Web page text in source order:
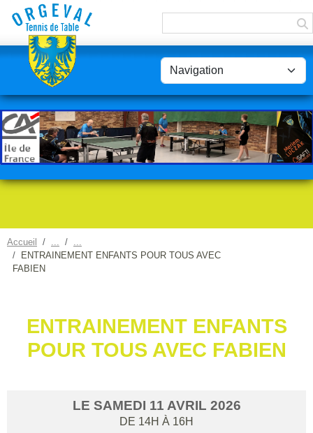
Accueil
ENTRAINEMENT ENFANTS POUR TOUS AVEC
FABIEN
ENTRAINEMENT ENFANTS
POUR TOUS AVEC FABIEN
LE SAMEDI 11 AVRIL 2026
DE 14H À 16H
Panneau de gestion des cookies